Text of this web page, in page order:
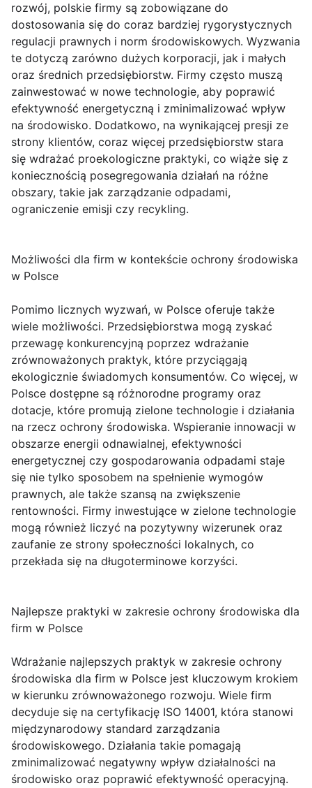
rozwój, polskie firmy są zobowiązane do
dostosowania się do coraz bardziej rygorystycznych
regulacji prawnych i norm środowiskowych. Wyzwania
te dotyczą zarówno dużych korporacji, jak i małych
oraz średnich przedsiębiorstw. Firmy często muszą
zainwestować w nowe technologie, aby poprawić
efektywność energetyczną i zminimalizować wpływ
na środowisko. Dodatkowo, na wynikającej presji ze
strony klientów, coraz więcej przedsiębiorstw stara
się wdrażać proekologiczne praktyki, co wiąże się z
koniecznością posegregowania działań na różne
obszary, takie jak zarządzanie odpadami,
ograniczenie emisji czy recykling.
Możliwości dla firm w kontekście ochrony środowiska
w Polsce
Pomimo licznych wyzwań, w Polsce oferuje także
wiele możliwości. Przedsiębiorstwa mogą zyskać
przewagę konkurencyjną poprzez wdrażanie
zrównoważonych praktyk, które przyciągają
ekologicznie świadomych konsumentów. Co więcej, w
Polsce dostępne są różnorodne programy oraz
dotacje, które promują zielone technologie i działania
na rzecz ochrony środowiska. Wspieranie innowacji w
obszarze energii odnawialnej, efektywności
energetycznej czy gospodarowania odpadami staje
się nie tylko sposobem na spełnienie wymogów
prawnych, ale także szansą na zwiększenie
rentowności. Firmy inwestujące w zielone technologie
mogą również liczyć na pozytywny wizerunek oraz
zaufanie ze strony społeczności lokalnych, co
przekłada się na długoterminowe korzyści.
Najlepsze praktyki w zakresie ochrony środowiska dla
firm w Polsce
Wdrażanie najlepszych praktyk w zakresie ochrony
środowiska dla firm w Polsce jest kluczowym krokiem
w kierunku zrównoważonego rozwoju. Wiele firm
decyduje się na certyfikację ISO 14001, która stanowi
międzynarodowy standard zarządzania
środowiskowego. Działania takie pomagają
zminimalizować negatywny wpływ działalności na
środowisko oraz poprawić efektywność operacyjną.